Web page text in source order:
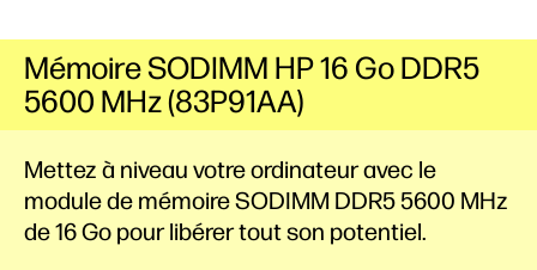
Mettez à niveau votre ordinateur avec le
module de mémoire SODIMM DDR5 5600 MHz
de 16 Go pour libérer tout son potentiel.
Mémoire SODIMM HP 16 Go DDR5
5600 MHz (83P91AA)